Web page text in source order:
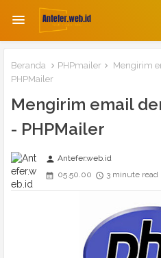
Beranda PHPmailer
Mengirim
PHPMailer
Mengirim email
- PHPMailer
person Antefer.web.id
05.50.00
3 minute read